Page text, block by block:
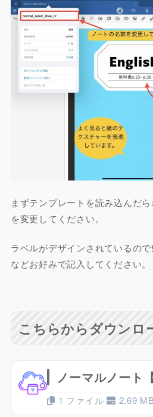
まずテンプレートを読み込んだ
を変更してください。
ラベルがデザインされているの
などお好みで記入してください。
こちらからダウンロ
ノーマルノート
1 ファイル 2.69